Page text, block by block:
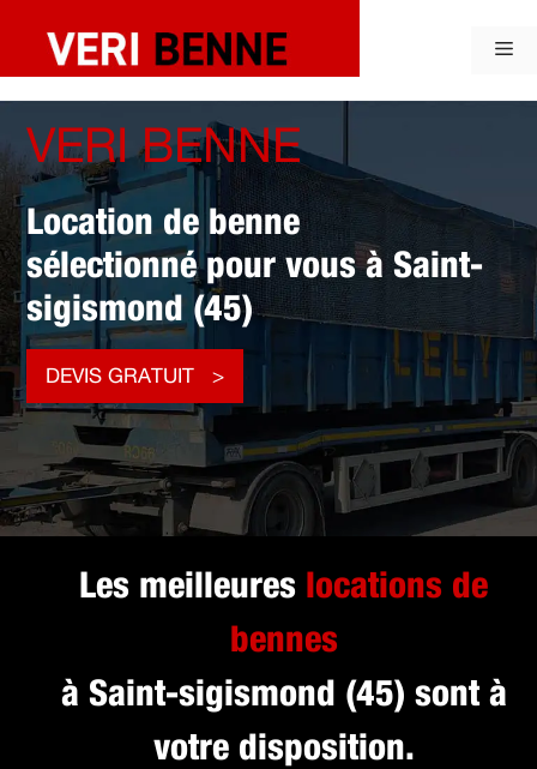
contenu
VERI BENNE
Location de benne
sélectionné pour vous à Saint-
sigismond (45)
DEVIS GRATUIT
Les meilleures locations de
bennes
à Saint-sigismond (45) sont à
votre disposition.